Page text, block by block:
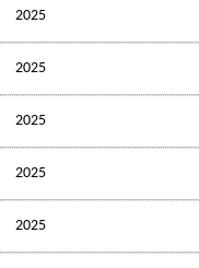
2025
2025
2025
2025
2025